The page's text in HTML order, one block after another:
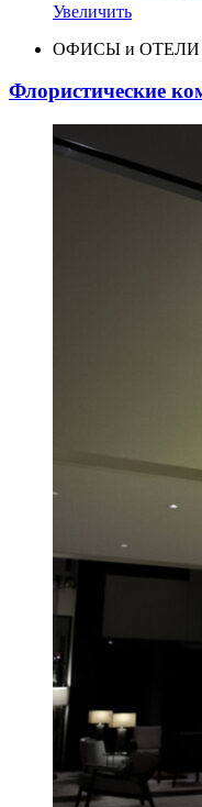
Увеличить
ОФИСЫ и ОТЕЛИ
Флористические